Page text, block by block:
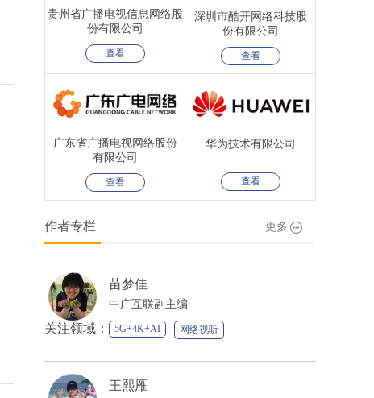
贵州省广播电视信息网络股
份有限公司
查看
深圳市酷开网络科技股
份有限公司
查看
广东省广播电视网络股份
有限公司
查看
华为技术有限公司
查看
作者专栏 更多
苗梦佳
中广互联副主编
关注领域： 5G+4K+AI 网络视听
媒体融合
王熙雁